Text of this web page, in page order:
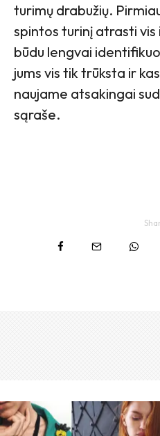
turimų drabužių.
spintos turinį atrasti
būdu lengvai
jums vis tik trūksta ir
naujame atsakingai
sąraše.